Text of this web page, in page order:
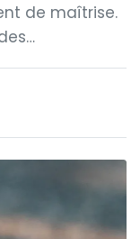
de maîtrise.